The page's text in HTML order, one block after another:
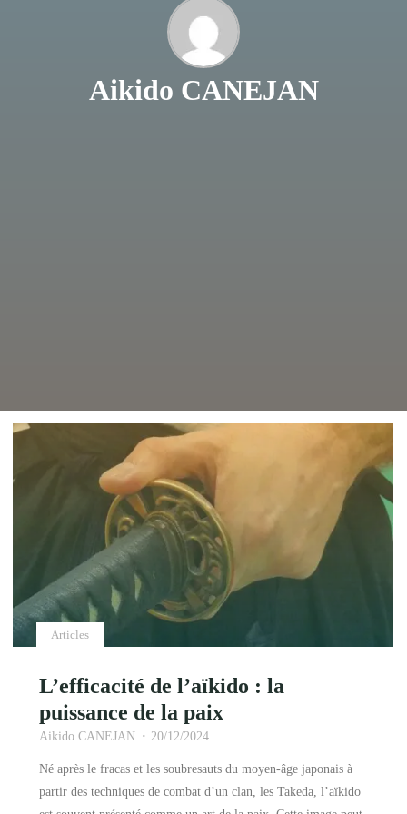
Aikido CANEJAN
Articles
L’efficacité de l’aïkido : la
puissance de la paix
Aikido CANEJAN 20/12/2024
Né après le fracas et les soubresauts du moyen-âge japonais à
partir des techniques de combat d’un clan, les Takeda, l’aïkido